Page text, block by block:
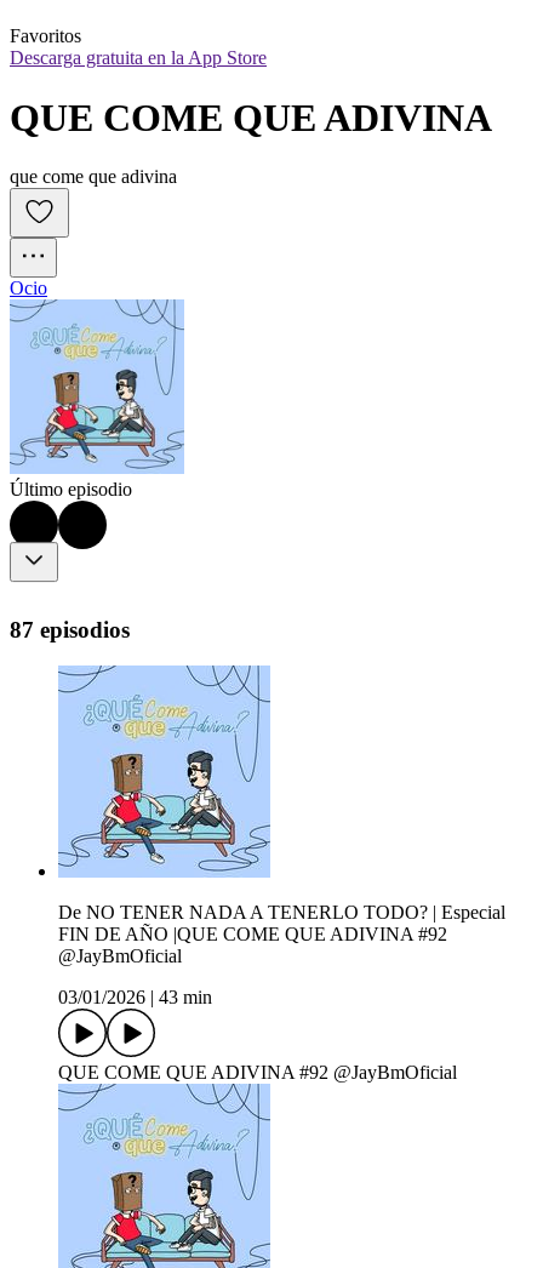
Favoritos
Descarga gratuita en la App Store
QUE COME QUE ADIVINA
que come que adivina
Ocio
Último episodio
87 episodios
De NO TENER NADA A TENERLO TODO? | Especial
FIN DE AÑO |QUE COME QUE ADIVINA #92
‪@JayBmOficial‬
03/01/2026
43 min
QUE COME QUE ADIVINA #92 ‪@JayBmOficial‬